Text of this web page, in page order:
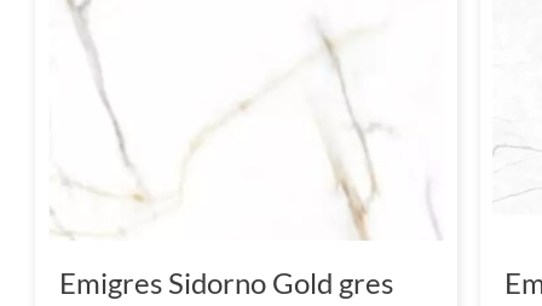
Emigres Sidorno Gold gres